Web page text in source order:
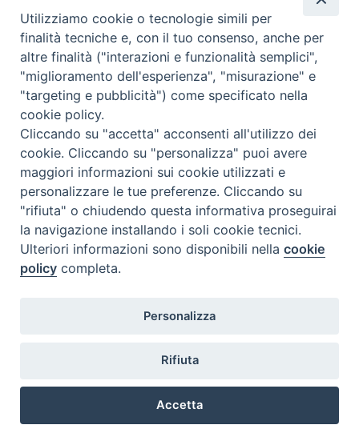
Chi siamo
Come abbonarsi
Contatti
Privacy Policy Trasparenza
Utilizziamo cookie o tecnologie simili per
finalità tecniche e, con il tuo consenso, anche per
altre finalità ("interazioni e funzionalità semplici",
"miglioramento dell'esperienza", "misurazione" e
"targeting e pubblicità") come specificato nella
cookie policy.
Cliccando su "accetta" acconsenti all'utilizzo dei
cookie. Cliccando su "personalizza" puoi avere
maggiori informazioni sui cookie utilizzati e
personalizzare le tue preferenze. Cliccando su
"rifiuta" o chiudendo questa informativa proseguirai
la navigazione installando i soli cookie tecnici.
Ulteriori informazioni sono disponibili nellacookie
policy completa.
Personalizza
Rifiuta
Accetta